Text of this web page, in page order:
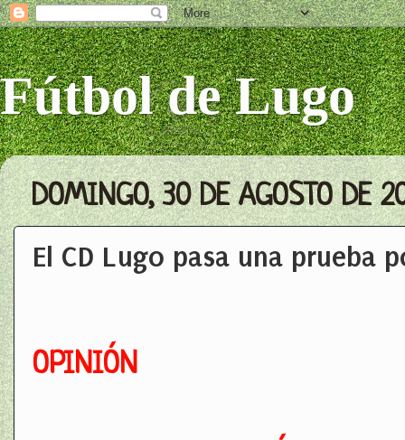
Fútbol de Lugo
DOMINGO, 30 DE AGOSTO DE
El CD Lugo pasa una prueba
OPINIÓN